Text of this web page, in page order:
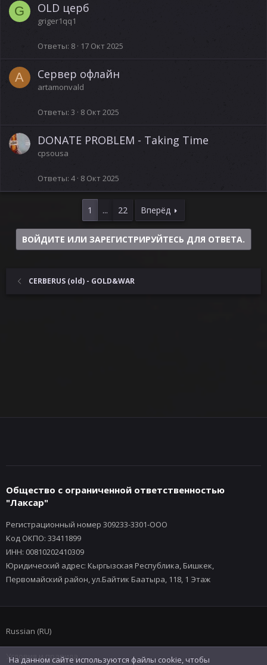
G OLD церб
griger1qq1
Ответы 8 17 Окт 2025
A Сервер офлайн
artamonvald
Ответы 3 8 Окт 2025
DONATE PROBLEM - Taking Time
cpsousa
Ответы 4 8 Окт 2025
1 ... 22 Вперёд
ВОЙДИТЕ ИЛИ ЗАРЕГИСТРИРУЙТЕСЬ ДЛЯ ОТВЕТА.
CERBERUS (old) - GOLD&WAR
Общество с ограниченной ответственностью
"Лаксар"
Регистрационный номер 309233-3301-ООО
Код ОКПО: 33411899
ИНН: 00810202410309
Юридический адрес: Кыргызская Республика, Бишкек,
Первомайский район, ул.Байтик Баатыра, 118, 1 Этаж
Russian (RU)
Условия и правила
На данном сайте используются файлы cookie, чтобы